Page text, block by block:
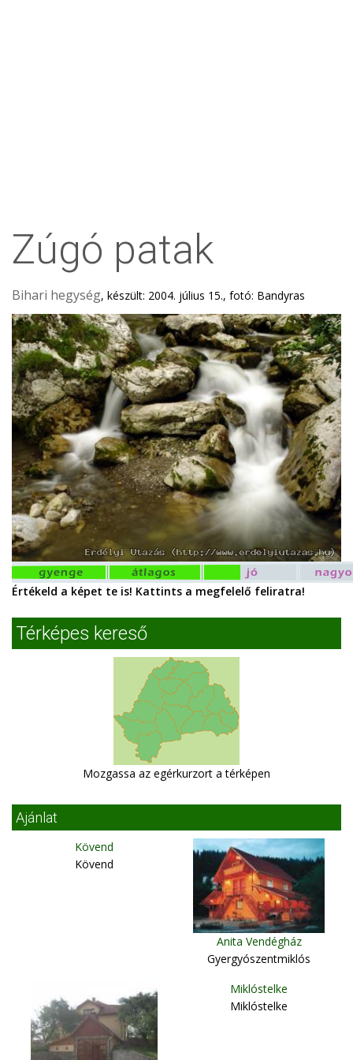
Zúgó patak
Bihari hegység, készült: 2004. július 15., fotó: Bandyras
Értékeld a képet te is! Kattints a megfelelő feliratra!
Térképes kereső
Mozgassa az egérkurzort a térképen
Ajánlat
Kövend
Kövend
Anita Vendégház
Gyergyószentmiklós
Miklóstelke
Miklóstelke